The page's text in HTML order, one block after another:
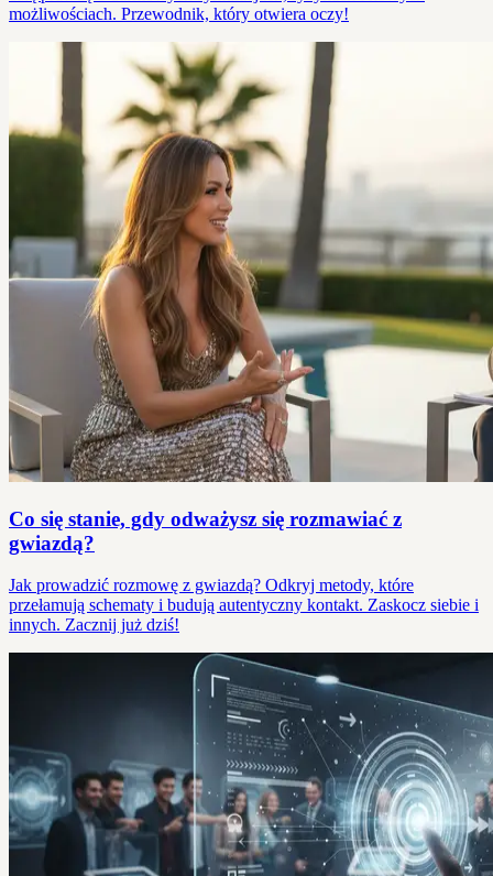
możliwościach. Przewodnik, który otwiera oczy!
Co się stanie, gdy odważysz się rozmawiać z
gwiazdą?
Jak prowadzić rozmowę z gwiazdą? Odkryj metody, które
przełamują schematy i budują autentyczny kontakt. Zaskocz siebie i
innych. Zacznij już dziś!